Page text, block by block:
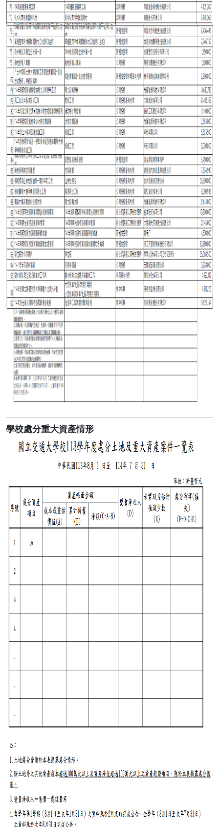
學校處分重大資產情形